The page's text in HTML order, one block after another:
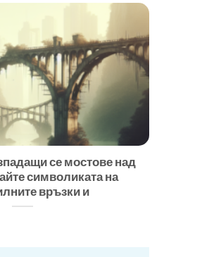
се мостове над
символиката на
връзки и